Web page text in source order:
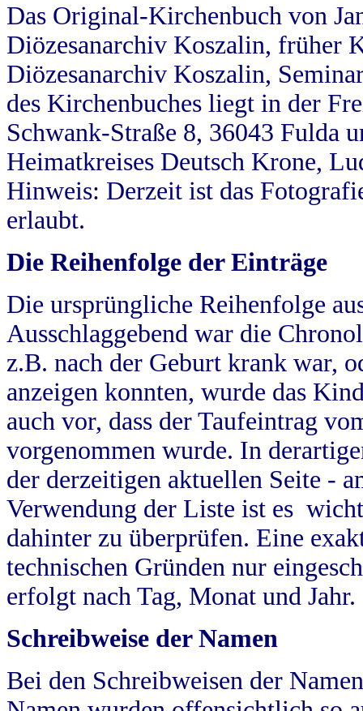
Das Original-Kirchenbuch von
Diözesanarchiv Koszalin, früher
Diözesanarchiv Koszalin,
des Kirchenbuches liegt in der
Schwank-Straße 8, 36043 Fulda
Heimatkreises Deutsch Krone,
Hinweis: Derzeit ist das
erlaubt.
Die Reihenfolge der Einträge
Die ursprüngliche Reihenfolge
Ausschlaggebend war die
z.B. nach der Geburt krank war,
anzeigen konnten, wurde das
auch vor, dass der Taufeintrag
vorgenommen wurde. In
der derzeitigen aktuellen Seite -
Verwendung der Liste ist es
dahinter zu überprüfen. Eine
technischen Gründen nur
erfolgt nach Tag, Monat und Jahr.
Schreibweise der Namen
Bei den Schreibweisen der